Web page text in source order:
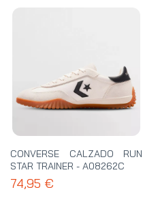
CONVERSE CALZADO RUN
STAR TRAINER - A08262C
74,95 €